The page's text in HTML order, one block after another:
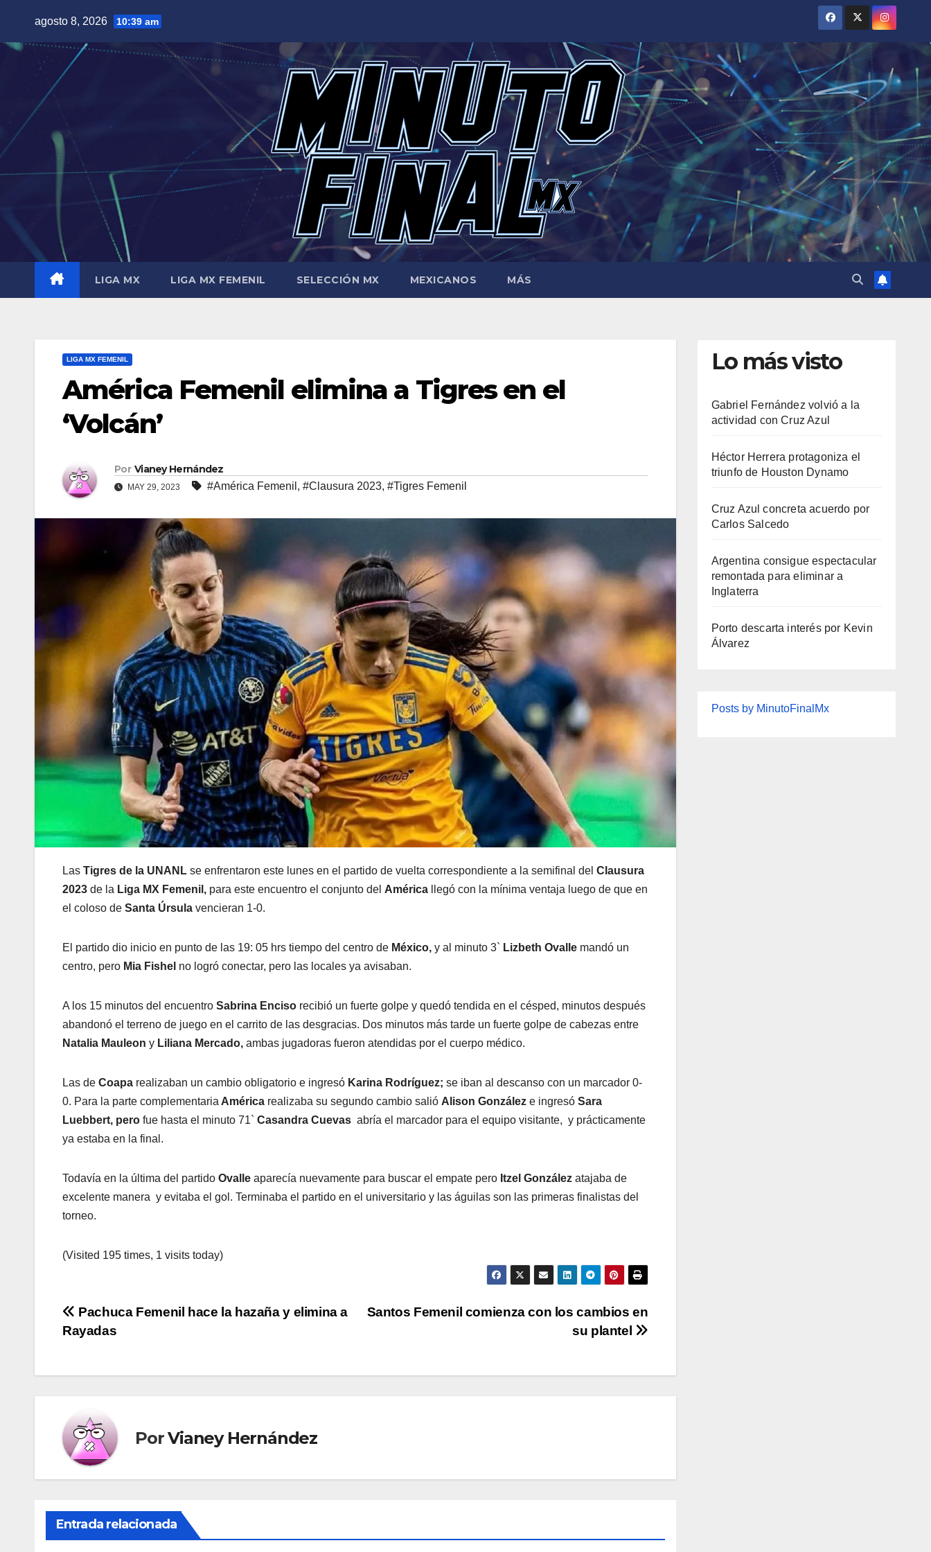
contenido
agosto 8, 2026 10:39 am
LIGA MX LIGA MX FEMENIL SELECCIÓN MX MEXICANOS MÁS
LIGA MX FEMENIL
América Femenil elimina a Tigres en el
‘Volcán’
Por Vianey Hernández
MAY 29, 2023 #América Femenil , #Clausura 2023, #Tigres Femenil
Las Tigres de la UNANL se enfrentaron este lunes en el partido de vuelta correspondiente a la semifinal del Clausura
2023 de la Liga MX Femenil, para este encuentro el conjunto del América
llegó con la mínima ventaja luego de que en
el coloso de Santa Úrsula vencieran 1-0.
El partido dio inicio en punto de las 19: 05 hrs tiempo del centro de México, y al minuto 3` Lizbeth Ovalle mandó un
centro, pero Mia Fishel no logró conectar, pero las locales ya avisaban.
A los 15 minutos del encuentro Sabrina Enciso recibió un fuerte golpe y quedó tendida en el césped, minutos después
abandonó el terreno de juego en el carrito de las desgracias. Dos minutos más tarde un fuerte golpe de cabezas entre
Natalia Mauleon y Liliana Mercado, ambas jugadoras fueron atendidas por el cuerpo médico.
Las de Coapa realizaban un cambio obligatorio e ingresó Karina Rodríguez; se iban al descanso con un marcador 0-
0. Para la parte complementaria América realizaba su segundo cambio salió Alison González e ingresó Sara
Luebbert, pero fue hasta el minuto 71` Casandra Cuevas abría el marcador para el equipo visitante, y prácticamente
ya estaba en la final.
Todavía en la última del partido Ovalle aparecía nuevamente para buscar el empate pero Itzel González atajaba de
excelente manera y evitaba el gol. Terminaba el partido en el universitario y las águilas son las primeras finalistas del
torneo.
(Visited 195 times, 1 visits today)
Navegación
de
entradas
Santos Femenil comienza con los cambios en
su plantel
Pachuca Femenil hace la hazaña y elimina a
Rayadas
PorVianey Hernández
Entrada relacionada
Lo más visto
Gabriel Fernández volvió a la
actividad con Cruz Azul
Héctor Herrera protagoniza el
triunfo de Houston Dynamo
Cruz Azul concreta acuerdo por
Carlos Salcedo
Argentina consigue espectacular
remontada para eliminar a
Inglaterra
Porto descarta interés por Kevin
Álvarez
Posts by MinutoFinalMx